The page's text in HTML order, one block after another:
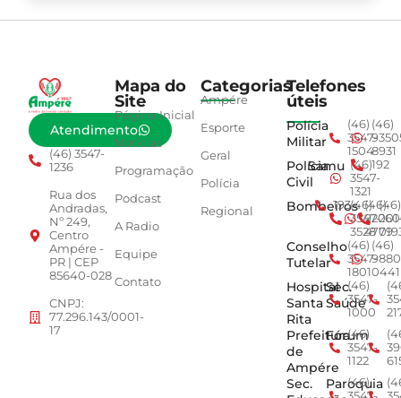
Atendimento
(46) 3547-
1236
Rua dos
Andradas,
Nº 249,
Centro
Ampére -
PR | CEP
85640-028
CNPJ:
77.296.143/0001-
17
Mapa do
Site
Página Inicial
Notícias
Programação
Podcast
A Radio
Equipe
Contato
Categorias
Ampére
Esporte
Geral
Polícia
Regional
Telefones
úteis
Polícia
Militar
(46)
3547-
1504
(46)
8931
Polícia
Civil
Samu (46)
3547-
1321
192
Bombeiros
193(46)
3547-
3528
(46)
4779
(46)
Conselho
Tutelar
(46)
3547-
1801
(46)
0441
Hospital
Santa
Rita
Sec.
Saúde
(46)
3547-
1000
Prefeitura
de
Ampére
Fórum
(46)
3547-
1122
Sec.
Paroquia
(46)